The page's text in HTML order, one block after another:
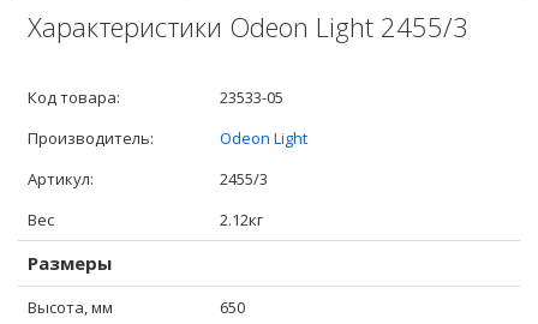
Характеристики Odeon Light 2455/3
Код товара:
23533-05
Производитель:
Odeon Light
Артикул:
2455/3
Вес
2.12кг
Размеры
Высота, мм
650